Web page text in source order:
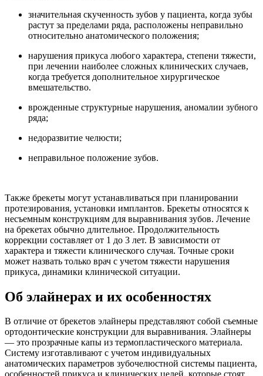
значительная скученность зубов у пациента, когда зубы
растут за пределами ряда, расположены неправильно
относительно анатомического положения;
нарушения прикуса любого характера, степени тяжести,
при лечении наиболее сложных клинических случаев,
когда требуется дополнительное хирургическое
вмешательство.
врожденные структурные нарушения, аномалии зубного
ряда;
недоразвитие челюсти;
неправильное положение зубов.
Также брекеты могут устанавливаться при планировании
протезирования, установки имплантов. Брекеты относятся к
несъемным конструкциям для выравнивания зубов. Лечение
на брекетах обычно длительное. Продолжительность
коррекции составляет от 1 до 3 лет. В зависимости от
характера и тяжести клинического случая. Точные сроки
может назвать только врач с учетом тяжести нарушения
прикуса, динамики клинической ситуации.
Об элайнерах и их особенностях
В отличие от брекетов элайнеры представляют собой съемные
ортодонтические конструкции для выравнивания. Элайнеры
— это прозрачные капы из термопластического материала.
Систему изготавливают с учетом индивидуальных
анатомических параметров зубочелюстной системы пациента,